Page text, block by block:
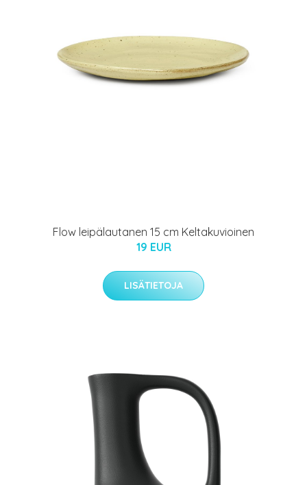
Flow leipälautanen 15 cm Keltakuvioinen
19 EUR
LISÄTIETOJA